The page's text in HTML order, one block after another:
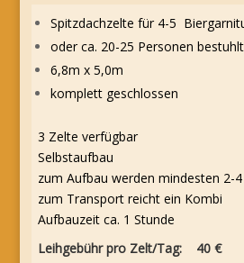
Spitzdachzelte für 4-5
oder ca. 20-25 Personen bestuhlt
6,8m x 5,0m
komplett geschlossen
3 Zelte verfügbar
Selbstaufbau
zum Aufbau werden mindesten 2-
zum Transport reicht ein Kombi
Aufbauzeit ca. 1 Stunde
Leihgebühr pro Zelt/Tag: 40 €